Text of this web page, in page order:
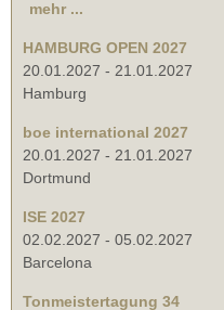
mehr ...
HAMBURG OPEN 2027
20.01.2027 - 21.01.2027
Hamburg
boe international 2027
20.01.2027 - 21.01.2027
Dortmund
ISE 2027
02.02.2027 - 05.02.2027
Barcelona
Tonmeistertagung 34